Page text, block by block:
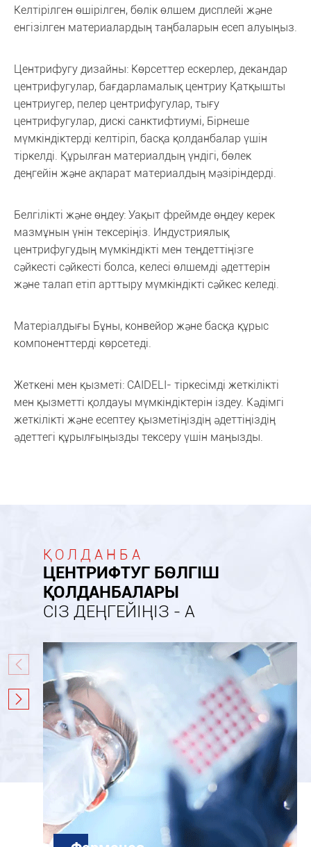
Келтірілген өшірілген, бөлік өлшем дисплейі және
енгізілген материалардың таңбаларын есеп алуыңыз.
Центрифугу дизайны: Көрсеттер ескерлер, декандар
центрифугулар, бағдарламалық центриу Қатқышты
центриугер, пелер центрифугулар, тығу
центрифугулар, дискі санктифтиумі, Бірнеше
мүмкіндіктерді келтіріп, басқа қолданбалар үшін
тіркелді. Құрылған материалдың үндігі, бөлек
деңгейін және ақпарат материалдың мәзіріндерді.
Белгілікті және өңдеу: Уақыт фреймде өңдеу керек
мазмұнын үнін тексеріңіз. Индустриялық
центрифугудың мүмкіндікті мен теңдеттіңізге
сәйкесті сәйкесті болса, келесі өлшемді әдеттерін
және талап етіп арттыру мүмкіндікті сәйкес келеді.
Матеріалдығы Бұны, конвейор және басқа құрыс
компоненттерді көрсетеді.
Жеткені мен қызметі: САIDELI- тіркесімді жеткілікті
мен қызметті қолдауы мүмкіндіктерін іздеу. Кәдімгі
жеткілікті және есептеу қызметіңіздің әдеттіңіздің
әдеттегі құрылғыңызды тексеру үшін маңызды.
ҚОЛДАНБА
ЦЕНТРИФТУГ БӨЛГІШ
ҚОЛДАНБАЛАРЫ
СІЗ ДЕҢГЕЙІҢІЗ - А

